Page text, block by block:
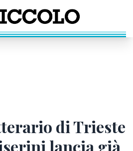
di Trieste
lancia già